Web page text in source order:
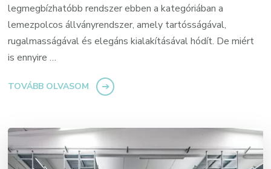
legmegbízhatóbb rendszer ebben a kategóriában a
lemezpolcos állványrendszer, amely tartósságával,
rugalmasságával és elegáns kialakításával hódít. De miért
is ennyire …
TOVÁBB OLVASOM